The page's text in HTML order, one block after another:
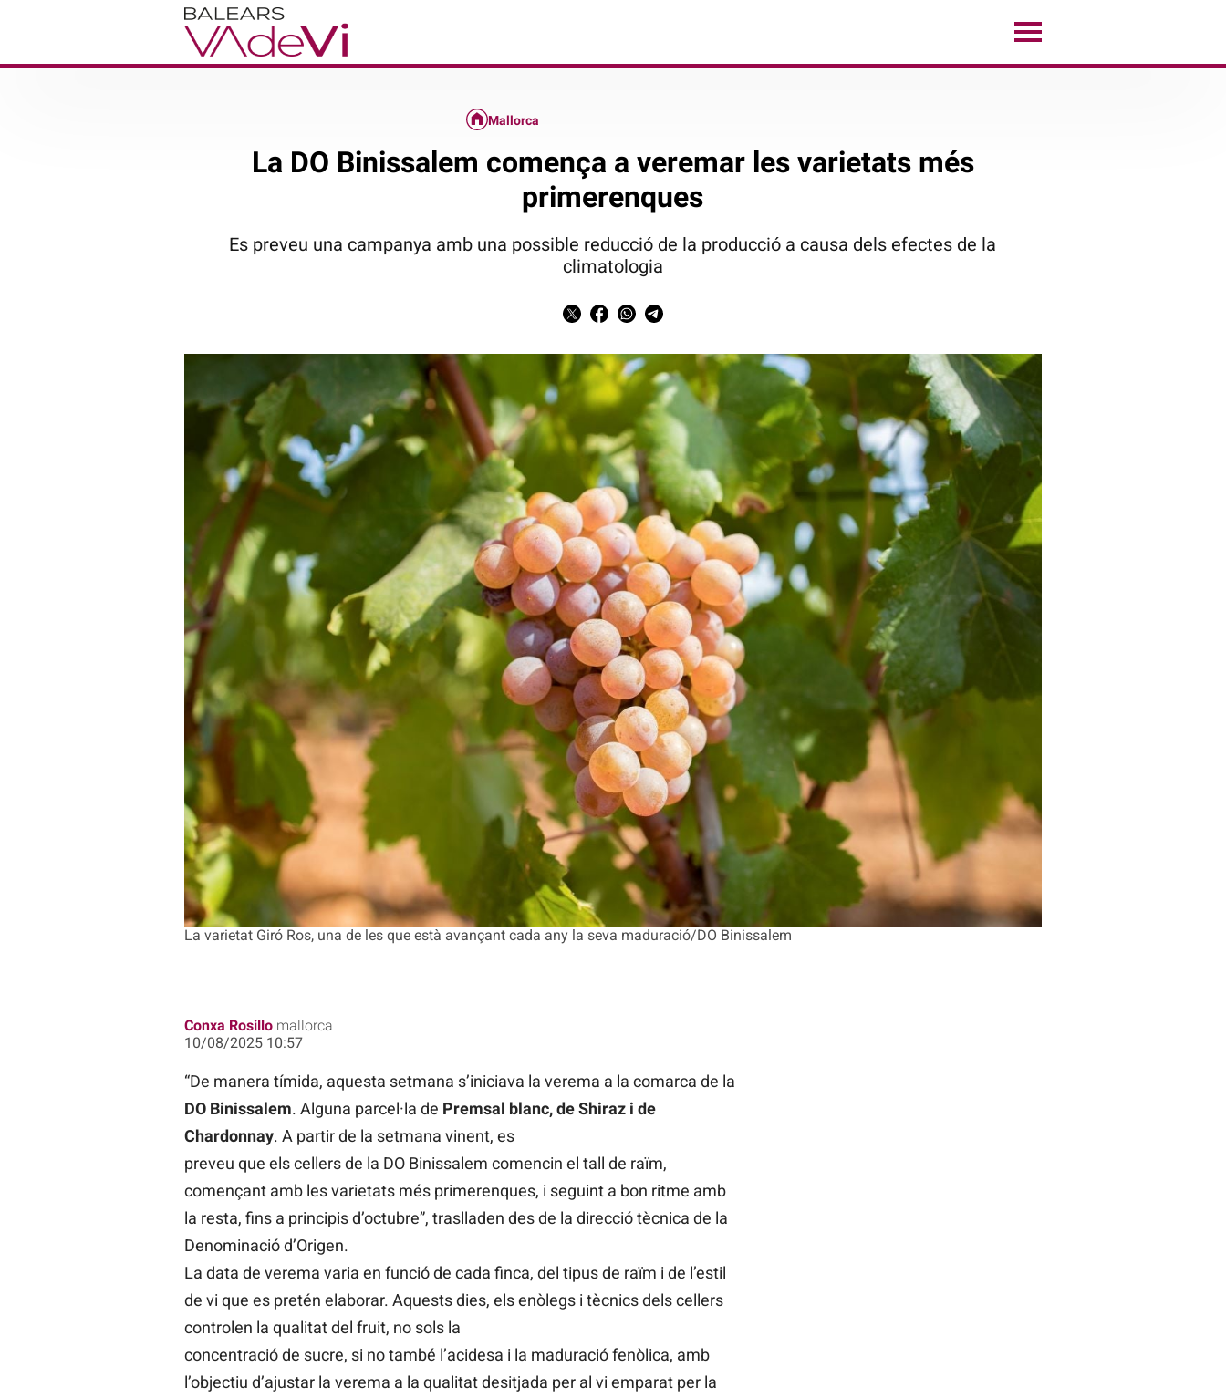
La varietat Giró Ros, una de les que està avançant cada any la seva maduració/DO Binissalem
Mallorca
La DO Binissalem comença a veremar les varietats més
primerenques
Es preveu una campanya amb una possible reducció de la producció a causa dels efectes de la
climatologia
Conxa Rosillo mallorca
10/08/2025 10:57
“De manera tímida, aquesta setmana s’iniciava la verema a la comarca de la
DO Binissalem. Alguna parcel·la de Premsal blanc, de Shiraz i de
Chardonnay. A partir de la setmana vinent, es
preveu que els cellers de la DO Binissalem comencin el tall de raïm,
començant amb les varietats més primerenques, i seguint a bon ritme amb
la resta, fins a principis d’octubre”, traslladen des de la direcció tècnica de la
Denominació d’Origen.
La data de verema varia en funció de cada finca, del tipus de raïm i de l’estil
de vi que es pretén elaborar. Aquests dies, els enòlegs i tècnics dels cellers
controlen la qualitat del fruit, no sols la
concentració de sucre, si no també l’acidesa i la maduració fenòlica, amb
l’objectiu d’ajustar la verema a la qualitat desitjada per al vi emparat per la